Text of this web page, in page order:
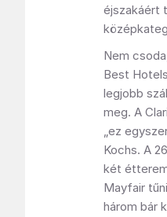
éjszakáért
Nem
Best
legjobb
meg. A
„ez
Kochs. A
két
Mayfair
három bár